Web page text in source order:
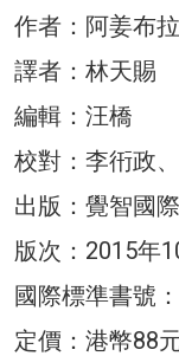
作者：阿姜布拉
譯者：林天賜
編輯：汪橋
校對：李衎政
出版：覺智國
版次：2015年
國際標準書號
定價：港幣88